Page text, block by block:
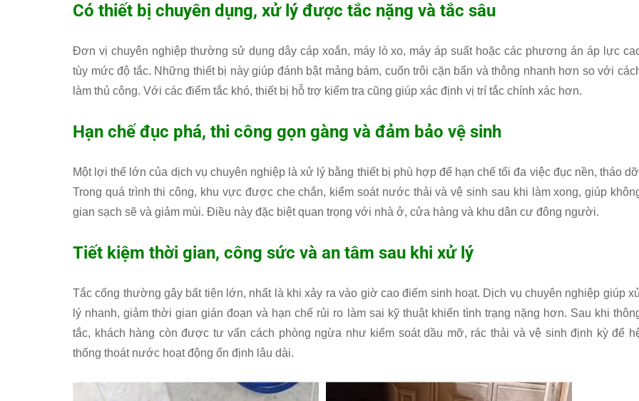
Có thiết bị chuyên dụng, xử lý được tắc nặng và tắc sâu
Đơn vị chuyên nghiệp thường sử dụng dây cáp xoắn, máy lò xo, máy áp suất hoặc các phương án áp lực
tùy mức độ tắc. Những thiết bị này giúp đánh bật mảng bám, cuốn trôi cặn bẩn và thông nhanh hơn so với
làm thủ công. Với các điểm tắc khó, thiết bị hỗ trợ kiểm tra cũng giúp xác định vị trí tắc chính xác hơn.
Hạn chế đục phá, thi công gọn gàng và đảm bảo vệ sinh
Một lợi thế lớn của dịch vụ chuyên nghiệp là xử lý bằng thiết bị phù hợp để hạn chế tối đa việc đục nền, tháo
Trong quá trình thi công, khu vực được che chắn, kiểm soát nước thải và vệ sinh sau khi làm xong, giúp
gian sạch sẽ và giảm mùi. Điều này đặc biệt quan trọng với nhà ở, cửa hàng và khu dân cư đông người.
Tiết kiệm thời gian, công sức và an tâm sau khi xử lý
Tắc cống thường gây bất tiện lớn, nhất là khi xảy ra vào giờ cao điểm sinh hoạt. Dịch vụ chuyên nghiệp giúp
lý nhanh, giảm thời gian gián đoạn và hạn chế rủi ro làm sai kỹ thuật khiến tình trạng nặng hơn. Sau khi
tắc, khách hàng còn được tư vấn cách phòng ngừa như kiểm soát dầu mỡ, rác thải và vệ sinh định kỳ để
thống thoát nước hoạt động ổn định lâu dài.